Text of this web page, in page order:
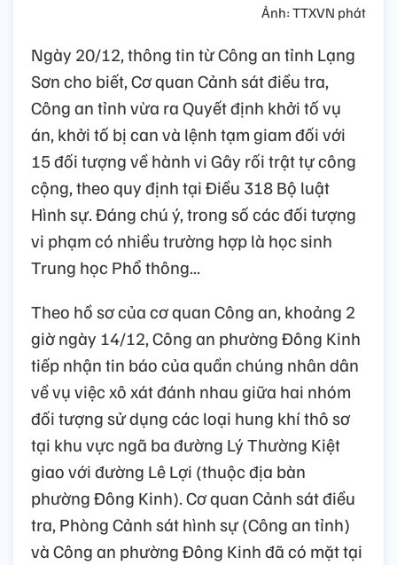
Ảnh: TTXVN phát
Ngày 20/12, thông tin từ Công an tỉnh Lạng
Sơn cho biết, Cơ quan Cảnh sát điều tra,
Công an tỉnh vừa ra Quyết định khởi tố vụ
án, khởi tố bị can và lệnh tạm giam đối với
15 đối tượng về hành vi Gây rối trật tự công
cộng, theo quy định tại Điều 318 Bộ luật
Hình sự. Đáng chú ý, trong số các đối tượng
vi phạm có nhiều trường hợp là học sinh
Trung học Phổ thông...
Theo hồ sơ của cơ quan Công an, khoảng 2
giờ ngày 14/12, Công an phường Đông Kinh
tiếp nhận tin báo của quần chúng nhân dân
về vụ việc xô xát đánh nhau giữa hai nhóm
đối tượng sử dụng các loại hung khí thô sơ
tại khu vực ngã ba đường Lý Thường Kiệt
giao với đường Lê Lợi (thuộc địa bàn
phường Đông Kinh). Cơ quan Cảnh sát điều
tra, Phòng Cảnh sát hình sự (Công an tỉnh)
và Công an phường Đông Kinh đã có mặt tại